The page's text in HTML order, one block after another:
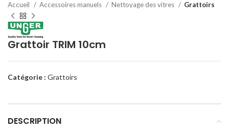
Accueil Accessoires manuels Nettoyage des vitres Grattoirs
Grattoir TRIM 10cm
Catégorie : Grattoirs
DESCRIPTION